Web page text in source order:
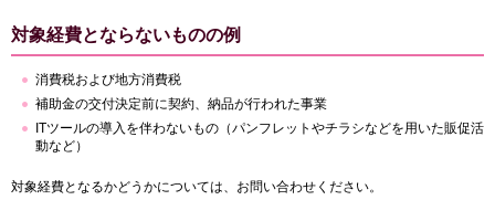
対象経費とならないものの例
消費税および地方消費税
補助金の交付決定前に契約、納品が行われた事業
ITツールの導入を伴わないもの（パンフレットやチラシなどを用いた販促活
動など）
対象経費となるかどうかについては、お問い合わせください。